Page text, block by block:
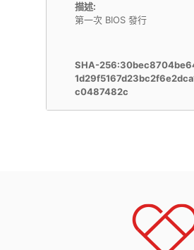
描述:
第一次 BIOS 發行
SHA-
c0487482c